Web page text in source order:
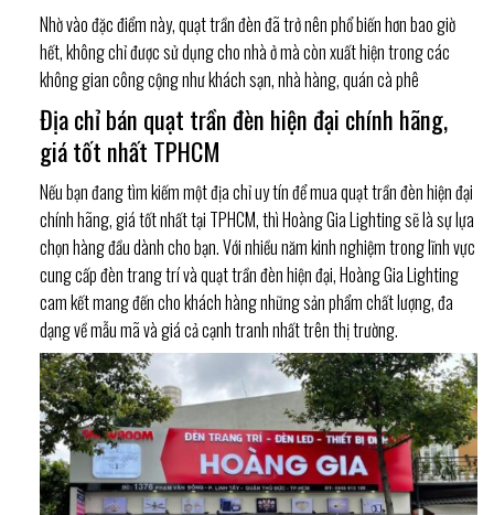
Nhờ vào đặc điểm này, quạt trần đèn đã trở nên phổ biến hơn bao giờ
hết, không chỉ được sử dụng cho nhà ở mà còn xuất hiện trong các
không gian công cộng như khách sạn, nhà hàng, quán cà phê
Địa chỉ bán quạt trần đèn hiện đại chính hãng,
giá tốt nhất TPHCM
Nếu bạn đang tìm kiếm một địa chỉ uy tín để mua quạt trần đèn hiện đại
chính hãng, giá tốt nhất tại TPHCM, thì Hoàng Gia Lighting sẽ là sự lựa
chọn hàng đầu dành cho bạn. Với nhiều năm kinh nghiệm trong lĩnh vực
cung cấp đèn trang trí và quạt trần đèn hiện đại, Hoàng Gia Lighting
cam kết mang đến cho khách hàng những sản phẩm chất lượng, đa
dạng về mẫu mã và giá cả cạnh tranh nhất trên thị trường.